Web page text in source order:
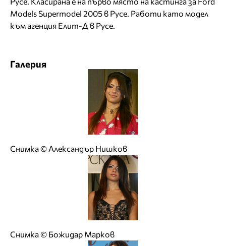
Models Supermodel 2005 в Русе. Работи като модел
към агенция Елит-Д в Русе.
Галерия
Снимка © Александър Нишков
Снимка © Божидар Марков